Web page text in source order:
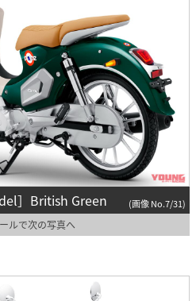
］British Green (画像 No.7/31)
ルで次の写真へ